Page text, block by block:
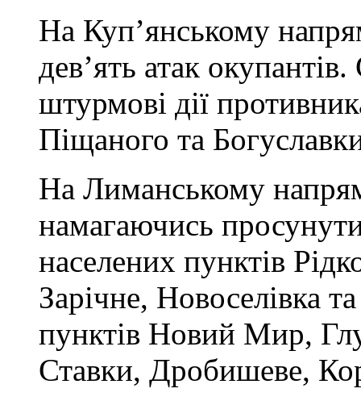
На Куп’янському
дев’ять атак
штурмові дії
Піщаного та
На Лиманському
намагаючись
населених пунктів
Зарічне, Новоселівка
пунктів Новий Мир,
Ставки, Дробишеве,